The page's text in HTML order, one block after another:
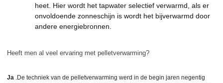
heet. Hier wordt het tapwater selectief verwarmd, als er
onvoldoende zonneschijn is wordt het bijverwarmd door
andere energiebronnen.
Heeft men al veel ervaring met pelletverwarming?
Ja .De techniek van de pelletverwarming werd in de begin jaren negentig